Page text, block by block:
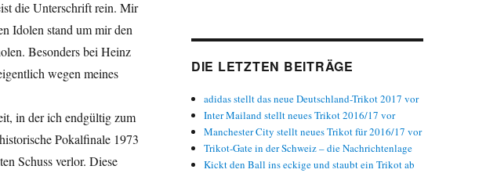
die Unterschrift rein. Mir
Idolen stand um mir den
Besonders bei Heinz
wegen meines
in der ich endgültig zum
Pokalfinale 1973
Schuss verlor. Diese
DIE LETZTEN BEITRÄGE
adidas stellt das neue Deutschland-Trikot 2017 vor
Inter Mailand stellt neues Trikot 2016/17 vor
Manchester City stellt neues Trikot für 2016/17 vor
Trikot-Gate in der Schweiz – die Nachrichtenlage
Kickt den Ball ins eckige und staubt ein Trikot ab